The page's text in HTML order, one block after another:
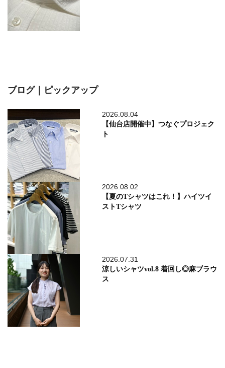
ブログ｜ピックアップ
2026.08.04
【仙台店開催中】つなぐプロジェク
ト
2026.08.02
【夏のTシャツはこれ！】ハイツイ
ストTシャツ
2026.07.31
涼しいシャツvol.8 着回し◎麻ブラウ
ス